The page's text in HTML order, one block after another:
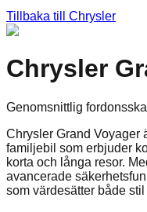
Tillbaka till Chrysler
Chrysler
Genomsnittlig
Chrysler Grand Voyager
familjebil som erbjuder
korta och långa resor.
avancerade
som värdesätter både